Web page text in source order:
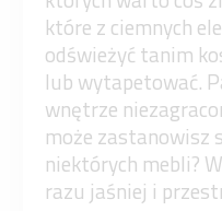
które z ciemnych
odświeżyć tanim
lub wytapetować.
wnętrze
może zastanowisz
niektórych mebli?
razu jaśniej i